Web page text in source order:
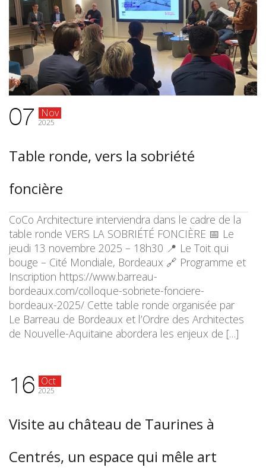
07 Nov
2025
Table ronde, vers la sobriété
foncière
CoCo Architecture interviendra dans le cadre de la
table ronde VERS LA SOBRIÉTÉ FONCIÈRE 📅 Le
jeudi 13 novembre 2025 – 18h30 📍 Le Toit qui
bouge – Cité Mondiale, Bordeaux 🔗 Programme et
Inscription https://www.barreau-
bordeaux.com/colloque-sobriete-fonciere-
bordeaux-2025/ Cette table ronde organisée par
Le Barreau de Bordeaux et l’Ordre des Architectes
de Nouvelle-Aquitaine abordera les enjeux de […]
16 Oct
2025
Visite au château de Taurines à
Centrés, un espace qui mêle art